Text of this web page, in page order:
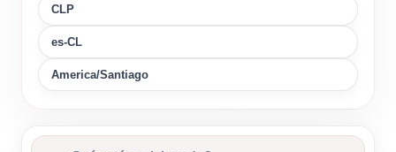
CLP
es-CL
America/Santiago